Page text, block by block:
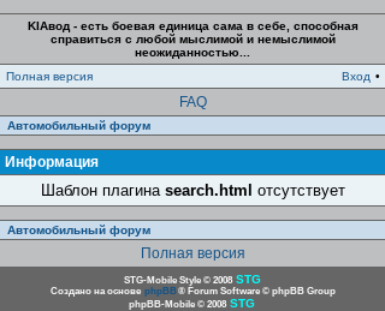
KIAвод - есть боевая единица сама в себе, способная
справиться с любой мыслимой и немыслимой
неожиданностью...
Полная версия
Вход •
FAQ
Автомобильный форум
Информация
Шаблон плагина search.html отсутствует
Автомобильный форум
Полная версия
STG-Mobile Style © 2008 STG
Создано на основе phpBB® Forum Software © phpBB Group
phpBB-Mobile © 2008 STG